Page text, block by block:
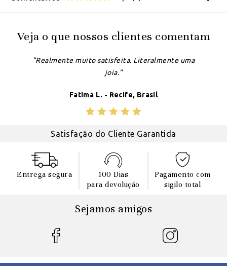
Veja o que nossos clientes comentam
"Realmente muito satisfeita. Literalmente uma
joia."
Fatima L. - Recife, Brasil
Satisfação do Cliente Garantida
Entrega segura
100 Dias
para devoluçáo
Pagamento com
sigilo total
Sejamos amigos